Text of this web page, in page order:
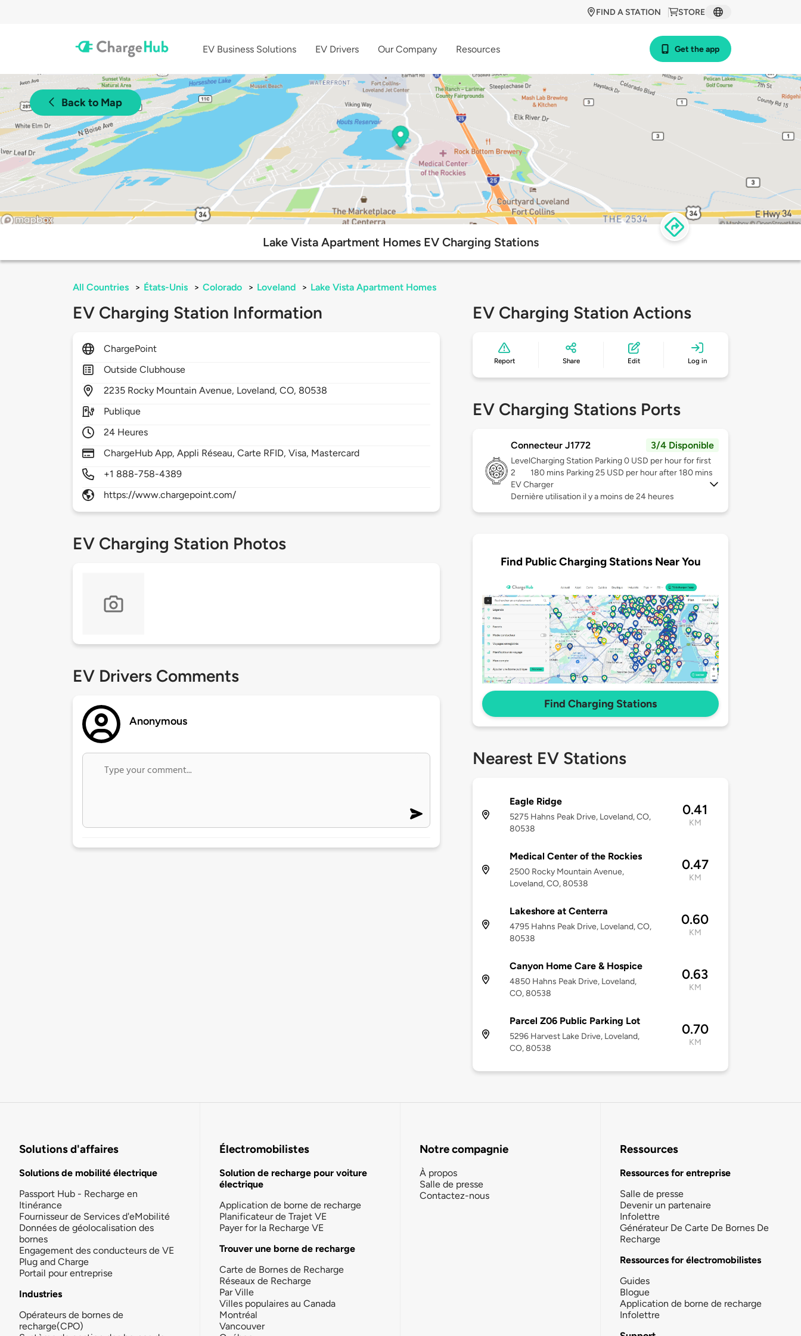
STORE
FIND A STATION
EV Business Solutions EV Drivers Our Company Resources Get the app
Back to Map
Lake Vista Apartment Homes EV Charging Stations
All Countries > États-Unis > Colorado > Loveland > Lake Vista Apartment Homes
EV Charging Station Information
ChargePoint
Outside Clubhouse
2235 Rocky Mountain Avenue, Loveland,CO, 80538
Publique
24 Heures
ChargeHub App, Appli Réseau, Carte RFID, Visa, Mastercard
+1 888-758-4389
https://www.chargepoint.com/
EV Charging Station Photos
EV Drivers Comments
Anonymous
EV Charging Station Actions
Report Share Edit Log in
EV Charging Stations Ports
Connecteur J1772 3/4 Disponible
Level
2
Charging Station Parking 0 USD per hour for first
180 mins Parking 25 USD per hour after 180 mins
EV Charger
Dernière utilisation il y a moins de 24 heures
Find Public Charging Stations Near You
Find Charging Stations
Nearest EV Stations
Eagle Ridge
5275 Hahns Peak Drive, Loveland, CO,
80538
0.41
KM
Medical Center of the Rockies
2500 Rocky Mountain Avenue,
Loveland, CO, 80538
0.47
KM
Lakeshore at Centerra
4795 Hahns Peak Drive, Loveland, CO,
80538
0.60
KM
Canyon Home Care & Hospice
4850 Hahns Peak Drive, Loveland,
CO, 80538
0.63
KM
Parcel Z06 Public Parking Lot
5296 Harvest Lake Drive, Loveland,
CO, 80538
0.70
KM
Solutions d'affaires
Solutions de mobilité électrique
Passport Hub - Recharge en
Itinérance
Fournisseur de Services d'eMobilité
Données de géolocalisation des
bornes
Engagement des conducteurs de VE
Plug and Charge
Portail pour entreprise
Industries
Opérateurs de bornes de
recharge(CPO)
Électromobilistes
Solution de recharge pour voiture
électrique
Application de borne de recharge
Planificateur de Trajet VE
Payer for la Recharge VE
Trouver une borne de recharge
Carte de Bornes de Recharge
Réseaux de Recharge
Par Ville
Villes populaires au Canada
Montréal
Vancouver
Notre compagnie
À propos
Salle de presse
Contactez-nous
Ressources
Ressources for entreprise
Salle de presse
Devenir un partenaire
Infolettre
Générateur De Carte De Bornes De
Recharge
Ressources for électromobilistes
Guides
Blogue
Application de borne de recharge
Infolettre